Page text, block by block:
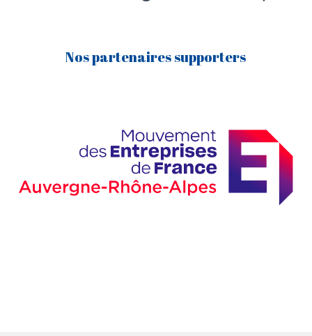
Nos partenaires supporters